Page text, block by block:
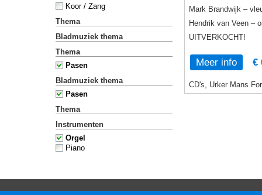
Koor / Zang
Thema
Bladmuziek thema
Thema
Pasen
Bladmuziek thema
Pasen
Thema
Instrumenten
Orgel
Piano
Mark Brandwijk –
Hendrik van Veen –
UITVERKOCHT!
Meer info €
CD's, Urker Mans